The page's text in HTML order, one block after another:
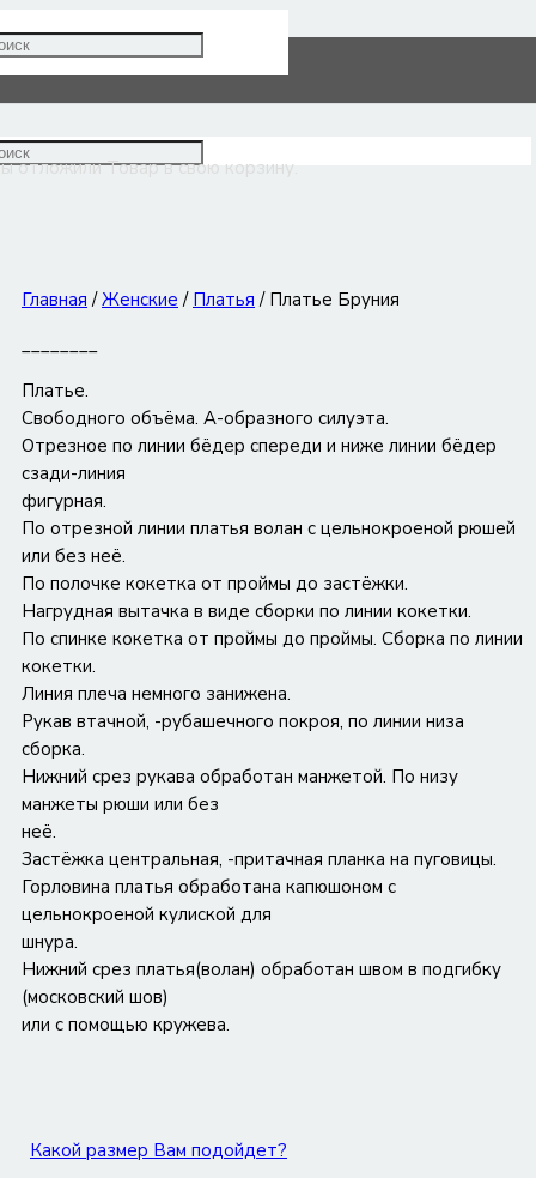
отложилиТоварв свою корзину.
Платье Бруния
Главная /Женские / Платья / Платье Бруния
________
Платье.
Свободного объёма. А-образного силуэта.
Отрезное по линии бёдер спереди и ниже линии бёдер
сзади-линия
фигурная.
По отрезной линии платья волан с цельнокроеной рюшей
или без неё.
По полочке кокетка от проймы до застёжки.
Нагрудная вытачка в виде сборки по линии кокетки.
По спинке кокетка от проймы до проймы. Сборка по линии
кокетки.
Линия плеча немного занижена.
Рукав втачной, -рубашечного покроя, по линии низа
сборка.
Нижний срез рукава обработан манжетой. По низу
манжеты рюши или без
неё.
Застёжка центральная, -притачная планка на пуговицы.
Горловина платья обработана капюшоном с
цельнокроеной кулиской для
шнура.
Нижний срез платья(волан) обработан швом в подгибку
(московский шов)
или с помощью кружева.
Какой размер Вам подойдет?